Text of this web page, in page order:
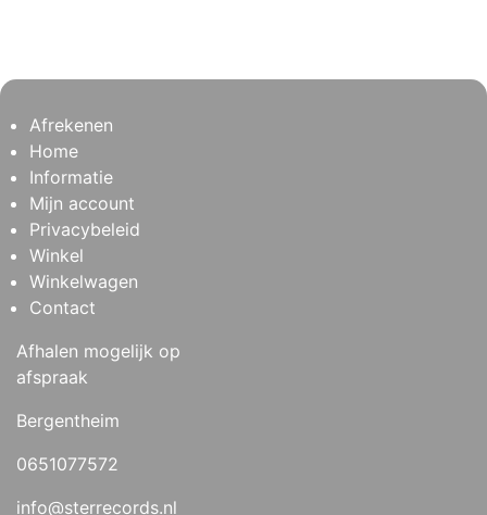
Afrekenen
Home
Informatie
Mijn account
Privacybeleid
Winkel
Winkelwagen
Contact
Afhalen mogelijk op
afspraak
Bergentheim
0651077572
info@sterrecords.nl